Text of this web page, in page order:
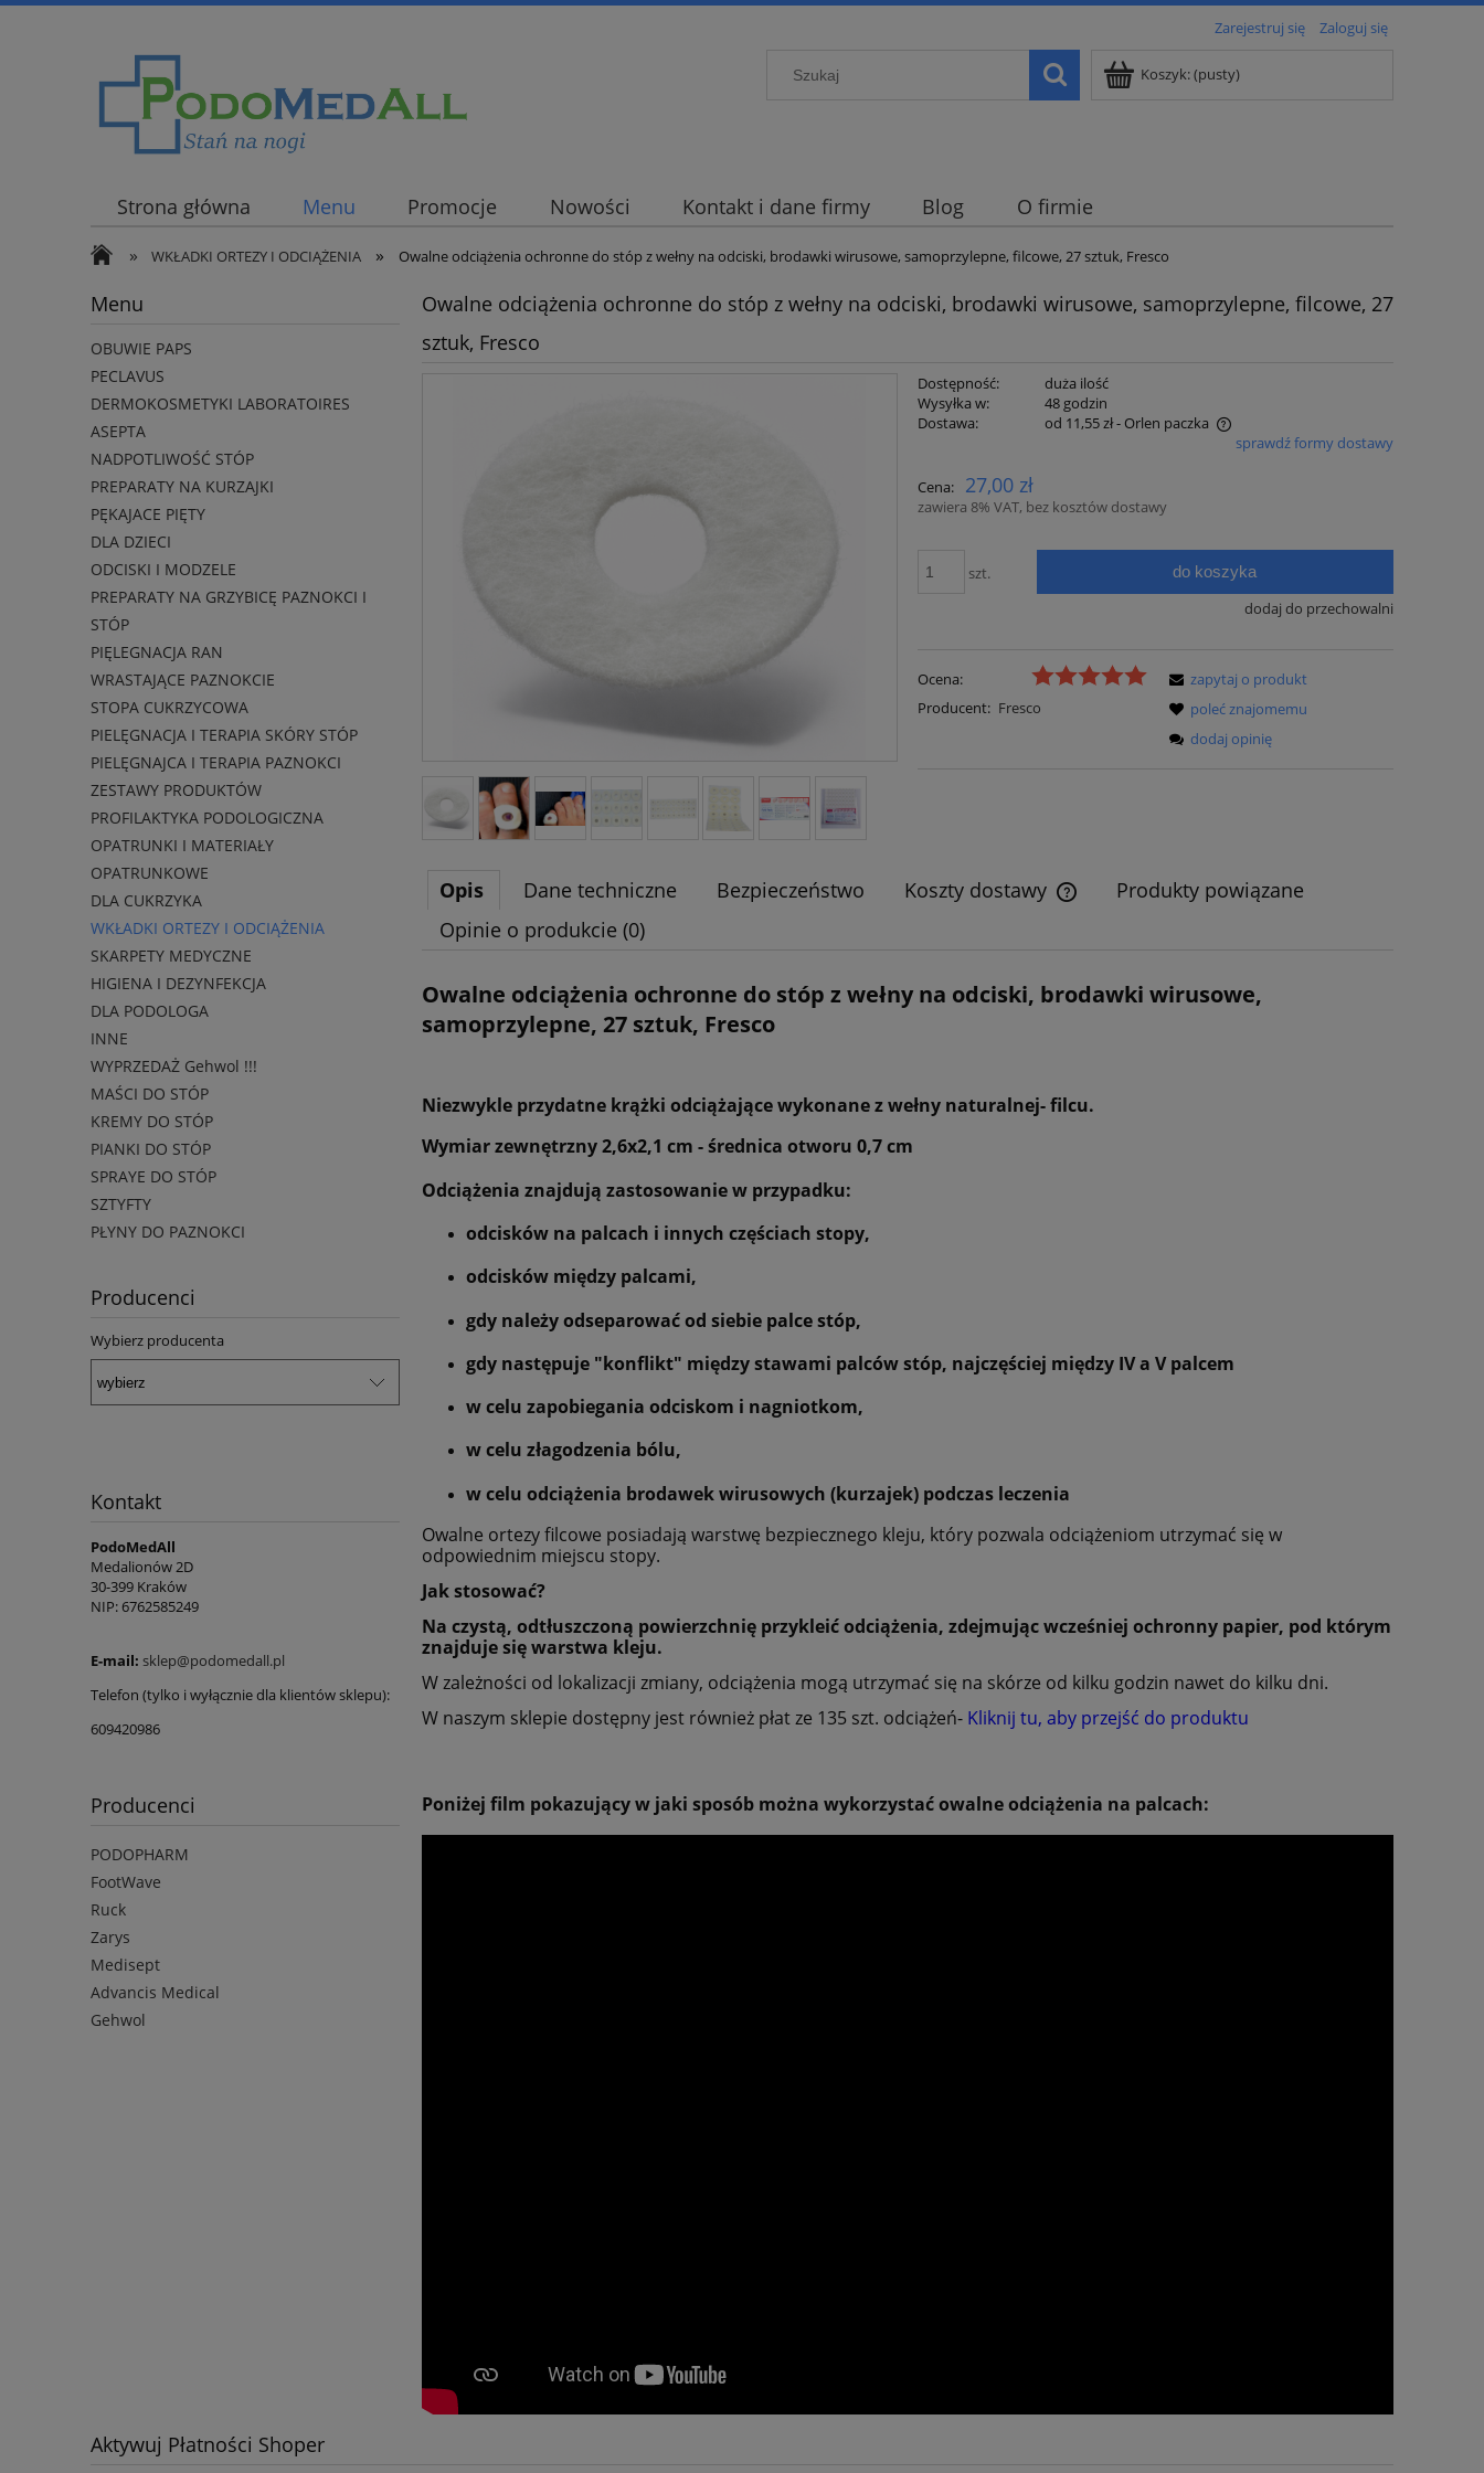
Zarejestruj się Zaloguj się
Koszyk:(pusty)
Strona główna Menu Promocje Nowości Kontakt i dane firmy Blog O firmie
» WKŁADKI ORTEZY I ODCIĄŻENIA » Owalne odciążenia ochronne do stóp z wełny na odciski, brodawki wirusowe, samoprzylepne, filcowe, 27 sztuk, Fresco
Menu
OBUWIE PAPS
PECLAVUS
DERMOKOSMETYKI LABORATOIRES
ASEPTA
NADPOTLIWOŚĆ STÓP
PREPARATY NA KURZAJKI
PĘKAJACE PIĘTY
DLA DZIECI
ODCISKI I MODZELE
PREPARATY NA GRZYBICĘ PAZNOKCI I
STÓP
PIĘLEGNACJA RAN
WRASTAJĄCE PAZNOKCIE
STOPA CUKRZYCOWA
PIELĘGNACJA I TERAPIA SKÓRY STÓP
PIELĘGNAJCA I TERAPIA PAZNOKCI
ZESTAWY PRODUKTÓW
PROFILAKTYKA PODOLOGICZNA
OPATRUNKI I MATERIAŁY
OPATRUNKOWE
DLA CUKRZYKA
WKŁADKI ORTEZY I ODCIĄŻENIA
SKARPETY MEDYCZNE
HIGIENA I DEZYNFEKCJA
DLA PODOLOGA
INNE
WYPRZEDAŻ Gehwol !!!
MAŚCI DO STÓP
KREMY DO STÓP
PIANKI DO STÓP
SPRAYE DO STÓP
SZTYFTY
PŁYNY DO PAZNOKCI
Producenci
Wybierz producenta
Kontakt
PodoMedAll
Medalionów 2D
30-399 Kraków
NIP: 6762585249
E-mail: sklep@podomedall.pl
Telefon (tylko i wyłącznie dla klientów sklepu):
609420986
Producenci
PODOPHARM
FootWave
Ruck
Zarys
Medisept
Advancis Medical
Gehwol
Owalne odciążenia ochronne do stóp z wełny na odciski, brodawki wirusowe, samoprzylepne, filcowe, 27
sztuk, Fresco
Dostępność:
duża ilość
Wysyłka w:
48 godzin
Dostawa:
od 11,55 zł- Orlen paczka
płatności
sprawdź formy dostawy
Cena: 27,00 zł
zawiera 8% VAT, bez kosztów dostawy
szt. do koszyka
dodaj do przechowalni
Ocena:
Producent: Fresco
zapytaj o produkt
poleć znajomemu
dodaj opinię
Opis Dane techniczne Bezpieczeństwo Koszty dostawy
Produkty powiązane
Opinie o produkcie (0)
Owalne odciążenia ochronne do stóp z wełny na odciski, brodawki wirusowe,
samoprzylepne, 27 sztuk, Fresco
Niezwykle przydatne krążki odciążające wykonane z wełny naturalnej- filcu.
Wymiar zewnętrzny 2,6x2,1 cm - średnica otworu 0,7 cm
Odciążenia znajdują zastosowanie w przypadku:
odcisków na palcach i innych częściach stopy,
odcisków między palcami,
gdy należy odseparować od siebie palce stóp,
gdy następuje "konflikt" między stawami palców stóp, najczęściej między IV a V palcem
w celu zapobiegania odciskom i nagniotkom,
w celu złagodzenia bólu,
w celu odciążenia brodawek wirusowych (kurzajek) podczas leczenia
Owalne ortezy filcowe posiadają warstwę bezpiecznego kleju, który pozwala odciążeniom utrzymać się w
odpowiednim miejscu stopy.
Jak stosować?
Na czystą, odtłuszczoną powierzchnię przykleić odciążenia, zdejmując wcześniej ochronny papier, pod którym
znajduje się warstwa kleju.
W zależności od lokalizacji zmiany, odciążenia mogą utrzymać się na skórze od kilku godzin nawet do kilku dni.
W naszym sklepie dostępny jest również płat ze 135 szt. odciążeń- Kliknij tu, aby przejść do produktu
Poniżej film pokazujący w jaki sposób można wykorzystać owalne odciążenia na palcach:
Aktywuj Płatności Shoper